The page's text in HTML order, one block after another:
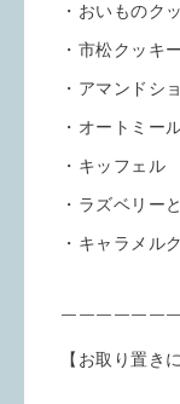
・おいものク
・市松クッキー
・アマンドシ
・オートミー
・キッフェル
・ラズベリー
・キャラメル
￣￣￣￣￣￣
【お取り置き